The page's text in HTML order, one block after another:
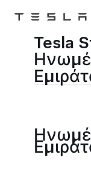
Tesla
Tesla